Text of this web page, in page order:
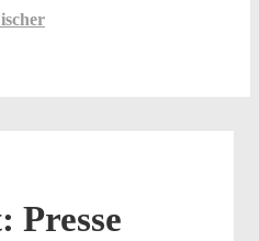
Presse